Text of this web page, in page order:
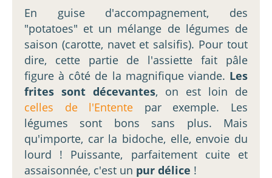
En guise d'accompagnement, des
"potatoes" et un mélange de légumes de
saison (carotte, navet et salsifis). Pour tout
dire, cette partie de l'assiette fait pâle
figure à côté de la magnifique viande. Les
frites sont décevantes, on est loin de
celles de l'Entente par exemple. Les
légumes sont bons sans plus. Mais
qu'importe, car la bidoche, elle, envoie du
lourd ! Puissante, parfaitement cuite et
assaisonnée, c'est un pur délice !